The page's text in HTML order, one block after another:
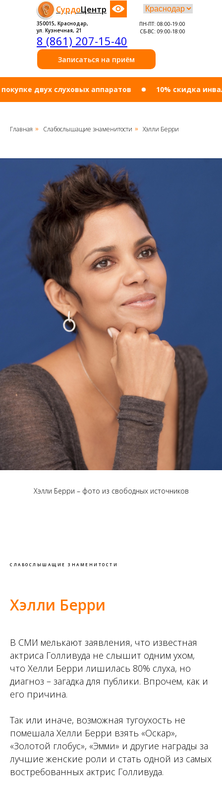
8 (861) 207-15-40
СурдоЦентр
350015, Краснодар,
ул. Кузнечная, 21
ПН-ПТ: 08:00-19:00
СБ-ВС: 09:00-18:00
Записаться на приём
двух слуховых аппаратов 10% cкидка
Главная » Слабослышащие знаменитости » Хэлли Берри
Хэлли Берри – фото из свободных источников
СЛАБОСЛЫШАЩИЕ ЗНАМЕНИТОСТИ
Хэлли Берри
В СМИ мелькают заявления, что известная
актриса Голливуда не слышит одним ухом,
что Хелли Берри лишилась 80% слуха, но
диагноз – загадка для публики. Впрочем, как и
его причина.
Так или иначе, возможная тугоухость не
помешала Хелли Берри взять «Оскар»,
«Золотой глобус», «Эмми» и другие награды за
лучшие женские роли и стать одной из самых
востребованных актрис Голливуда.